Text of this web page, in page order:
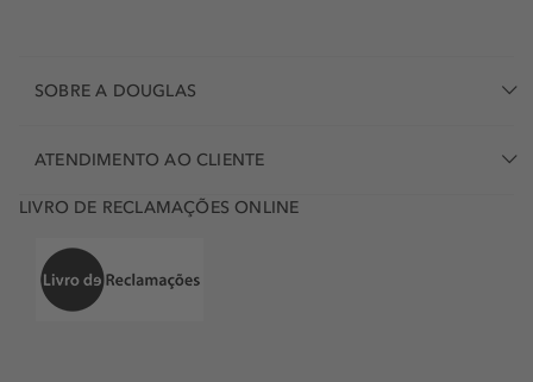
SOBRE A DOUGLAS
ATENDIMENTO AO CLIENTE
LIVRO DE RECLAMAÇÕES ONLINE